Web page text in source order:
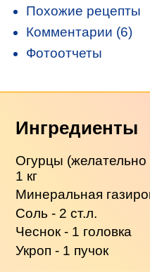
Похожие рецепты
Комментарии (6)
Фотоотчеты
Ингредиенты
Огурцы
1 кг
Минеральная
Соль - 2 ст.л.
Чеснок - 1 головка
Укроп - 1 пучок